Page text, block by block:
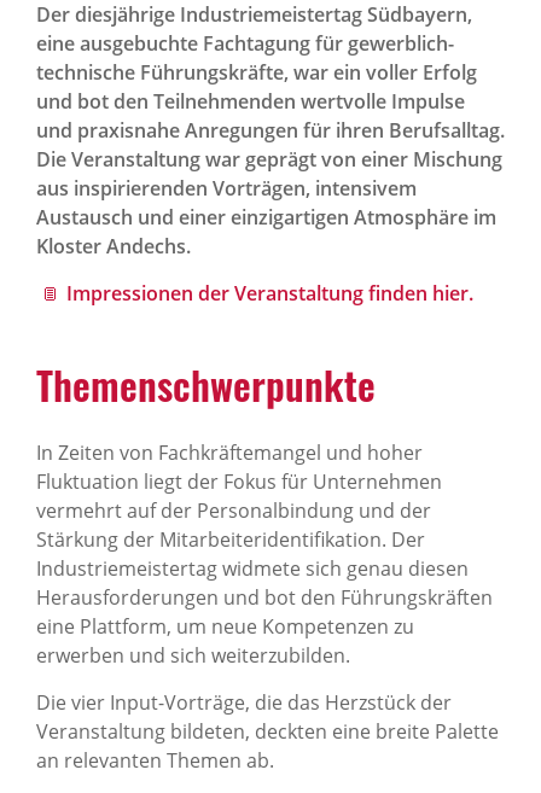
Der diesjährige Industriemeistertag Südbayern,
eine ausgebuchte Fachtagung für gewerblich-
technische Führungskräfte, war ein voller Erfolg
und bot den Teilnehmenden wertvolle Impulse
und praxisnahe Anregungen für ihren Berufsalltag.
Die Veranstaltung war geprägt von einer Mischung
aus inspirierenden Vorträgen, intensivem
Austausch und einer einzigartigen Atmosphäre im
Kloster Andechs.
Impressionen der Veranstaltung finden hier.
Themenschwerpunkte
In Zeiten von Fachkräftemangel und hoher
Fluktuation liegt der Fokus für Unternehmen
vermehrt auf der Personalbindung und der
Stärkung der Mitarbeiteridentifikation. Der
Industriemeistertag widmete sich genau diesen
Herausforderungen und bot den Führungskräften
eine Plattform, um neue Kompetenzen zu
erwerben und sich weiterzubilden.
Die vier Input-Vorträge, die das Herzstück der
Veranstaltung bildeten, deckten eine breite Palette
an relevanten Themen ab.